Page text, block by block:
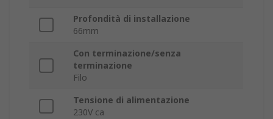
Profondità di installazione
66mm
Con terminazione/senza
terminazione
Filo
Tensione di alimentazione
230V ca